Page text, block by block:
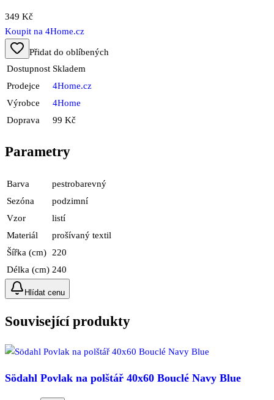
349 Kč
Koupit na 4Home.cz
Přidat do oblíbených
Dostupnost Skladem
Prodejce
4Home.cz
Výrobce
4Home
Doprava
99 Kč
Parametry
Barva
pestrobarevný
Sezóna
podzimní
Vzor
listí
Materiál
prošívaný textil
Šířka (cm)
220
Délka (cm) 240
Hlídat cenu
Související produkty
Södahl Povlak na polštář 40x60 Bouclé Navy Blue